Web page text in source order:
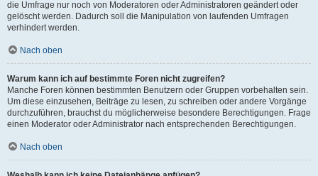
die Umfrage nur noch von Moderatoren oder Administratoren geändert oder
gelöscht werden. Dadurch soll die Manipulation von laufenden Umfragen
verhindert werden.
Nach oben
Warum kann ich auf bestimmte Foren nicht zugreifen?
Manche Foren können bestimmten Benutzern oder Gruppen vorbehalten sein.
Um diese einzusehen, Beiträge zu lesen, zu schreiben oder andere Vorgänge
durchzuführen, brauchst du möglicherweise besondere Berechtigungen. Frage
einen Moderator oder Administrator nach entsprechenden Berechtigungen.
Nach oben